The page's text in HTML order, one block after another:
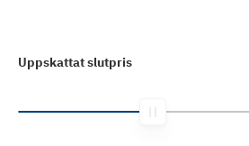
Uppskattat slutpris